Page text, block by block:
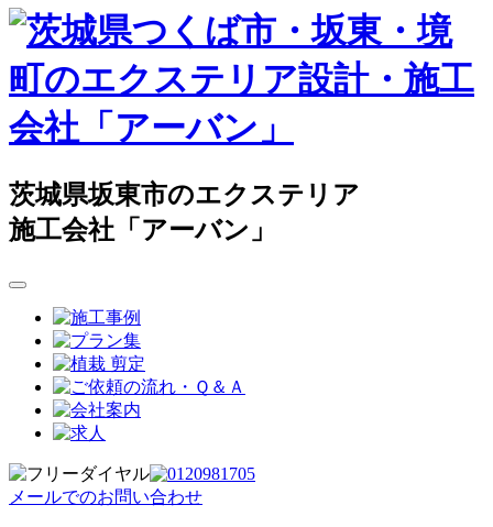
茨城県坂東市のエクステリア
施工会社「アーバン」
メールでのお問い合わせ